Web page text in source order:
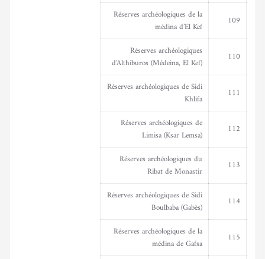
109
Réserves archéologiques de la
médina d’El Kef
110
Réserves archéologiques
d’Althiburos (Médeina, El Kef)
111
Réserves archéologiques de Sidi
Khlifa
112
Réserves archéologiques de
Limisa (Ksar Lemsa)
113
Réserves archéologiques du
Ribat de Monastir
114
Réserves archéologiques de Sidi
Boulbaba (Gabès)
115
Réserves archéologiques de la
médina de Gafsa